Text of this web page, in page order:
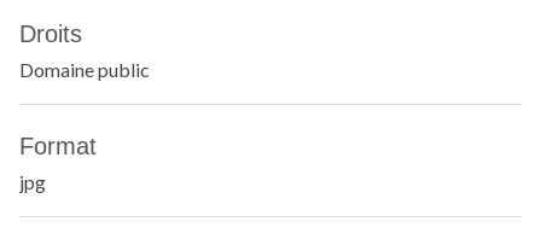
Droits
Domaine public
Format
jpg